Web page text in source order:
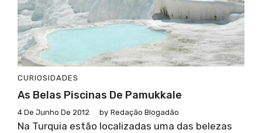
CURIOSIDADES
As Belas Piscinas De Pamukkale
4 De Junho De 2012 by Redação Blogadão
Na Turquia estão localizadas uma das belezas